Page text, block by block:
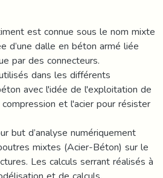
est connue sous le nom mixte
d’une dalle en béton armé liée
par des connecteurs.
dans les différents
avec l'idée de l'exploitation de
et l'acier pour résister
but d’analyse numériquement
mixtes (Acier-Béton) sur le
Les calculs serrant réalisés à